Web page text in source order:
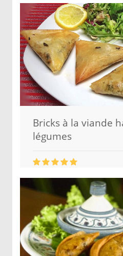
Bricks à la viande
légumes